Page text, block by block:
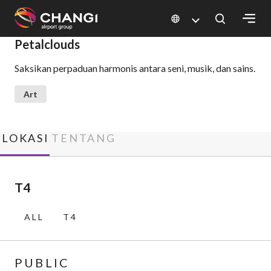
All
Changi
Sites:
Language
Select:
Petalclouds
Saksikan perpaduan harmonis antara seni, musik, dan sains.
Art
LOKASI TENTANG
T4
ALL T4
PUBLIC